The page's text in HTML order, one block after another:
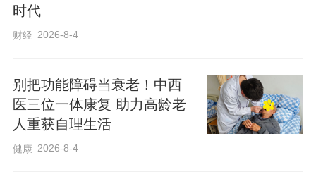
时代
财经 2026-8-4
别把功能障碍当衰老！中西
医三位一体康复 助力高龄老
人重获自理生活
健康 2026-8-4